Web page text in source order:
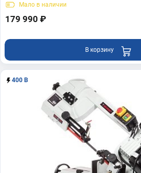
Мало в наличии
179 990 ₽
В корзину
400 В